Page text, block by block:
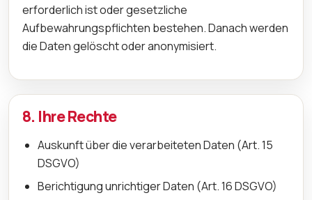
erforderlich ist oder gesetzliche
Aufbewahrungspflichten bestehen. Danach werden
die Daten gelöscht oder anonymisiert.
8. Ihre Rechte
Auskunft über die verarbeiteten Daten (Art. 15
DSGVO)
Berichtigung unrichtiger Daten (Art. 16 DSGVO)